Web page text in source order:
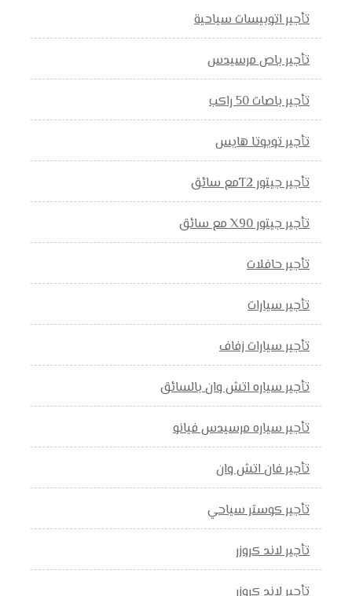
تأجير اتوبيسات سياحية
تأجير باص مرسيدس
تأجير باصات 50 راكب
تأجير تويوتا هايس
تأجير جيتور T2مع سائق
تأجير جيتور X90 مع سائق
تأجير حافلات
تأجير سيارات
تأجير سيارات زفاف
تأجير سياره اتش وان بالسائق
تأجير سياره مرسيدس فيانو
تأجير فان اتش وان
تأجير كوستر سياحي
تأجير لاند كروزر